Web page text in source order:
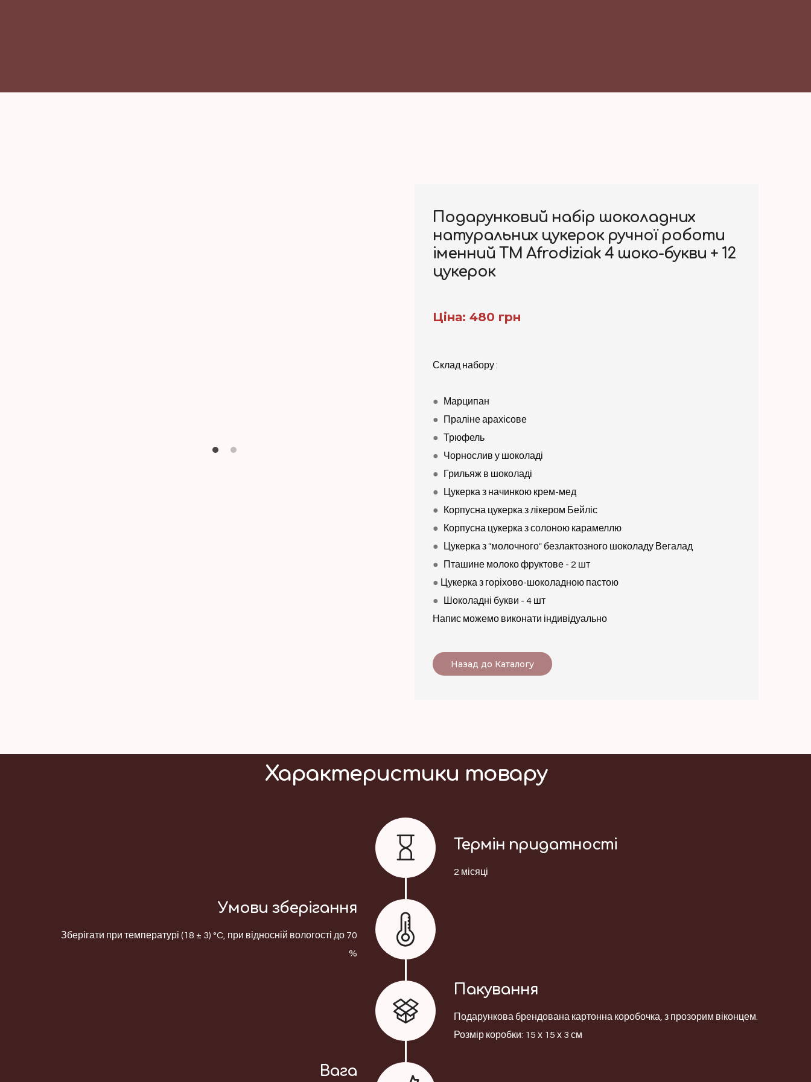
Подарунковий набір шоколадних
натуральних цукерок ручної роботи
іменний ТМ Afrodiziak 4 шоко-букви + 12
цукерок
Ціна: 480 грн
Склад набору :
●
Марципан
●
Праліне арахісове
● Трюфель
● Чорнослив у шоколаді
●
Грильяж в шоколаді
●
Цукерка з начинкою крем-мед
●
Корпусна цукерка з лікером Бейліс
●
Корпусна цукерка з солоною карамеллю
●
Цукерка з "молочного" безлактозного шоколаду Вегалад
●
Пташине молоко фруктове - 2 шт
● Цукерка з горіхово-шоколадною пастою
●
Шоколадні букви - 4 шт
Напис можемо виконати індивідуально
Назад до Каталогу
Характеристики товару
Термін придатності
2 місяці
Умови зберігання
Зберігати при температурі (18 ± 3) °C, при відносній вологості до 70
%
Пакування
Подарункова брендована картонна коробочка, з прозорим віконцем.
Розмір коробки: 15 х 15 х 3 см
Вага